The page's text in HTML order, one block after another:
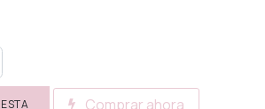
Comprar ahora